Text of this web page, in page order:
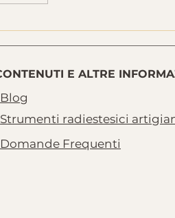
E ALTRE
Blog
Strumenti radiestesici
Domande Frequenti